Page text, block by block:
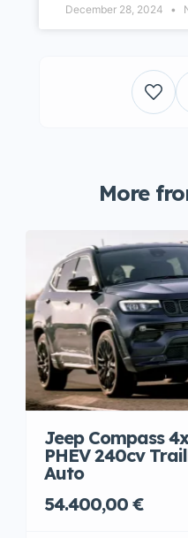
December 28, 2024
More
Jeep Compass
PHEV 240cv
Auto
54.400,00 €